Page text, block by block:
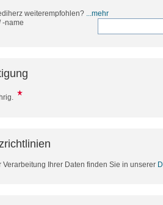
weiterempfohlen? ...mehr
-name
Verarbeitung Ihrer Daten finden Sie in unserer